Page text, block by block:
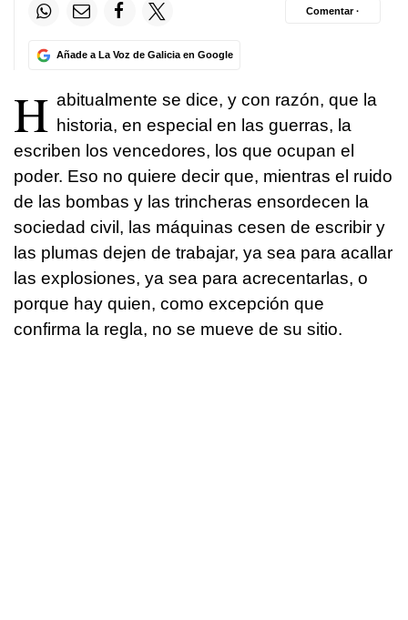
Añade a La Voz de Galicia en Google
Comentar ·
H abitualmente se dice, y con razón, que la
historia, en especial en las guerras, la
escriben los vencedores, los que ocupan el
poder. Eso no quiere decir que, mientras el ruido
de las bombas y las trincheras ensordecen la
sociedad civil, las máquinas cesen de escribir y
las plumas dejen de trabajar, ya sea para acallar
las explosiones, ya sea para acrecentarlas, o
porque hay quien, como excepción que
confirma la regla, no se mueve de su sitio.